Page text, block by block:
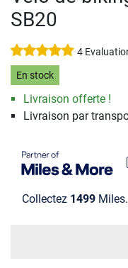
SB20
4
En stock
Livraison offerte !
Livraison par
Collectez 1499 Miles.